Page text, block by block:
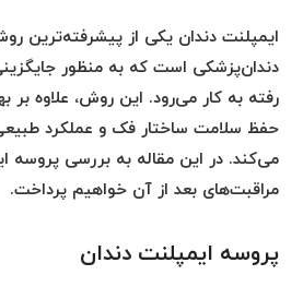
ایمپلنت دندان یکی از پیشرفته‌ترین
دندان‌پزشکی است که به منظور
رفته به کار می‌رود. این روش، علاوه بر
حفظ سلامت ساختار فک و عملکرد
می‌کند. در این مقاله به بررسی پروسه
مراقبت‌های بعد از آن خواهیم پرداخت.
پروسه ایمپلنت دندان